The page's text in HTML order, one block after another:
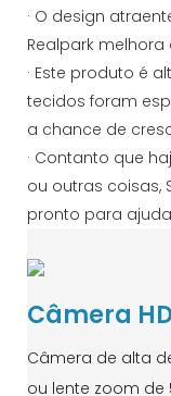
· O design
Realpark
· Este produto é
tecidos foram
a chance de
· Contanto que
ou outras coisas,
pronto para
Câmera
Câmera de alta
ou lente zoom